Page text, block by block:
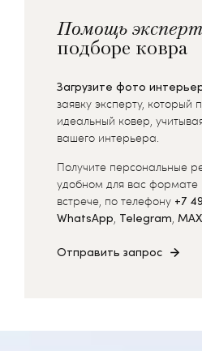
Помощь
подборе ковра
Загрузите фото
заявку эксперту, который
идеальный ковер,
вашего интерьера.
Получите персональные
удобном для вас формате
встрече, по телефону +7
WhatsApp, Telegram, MAX
Отправить запрос